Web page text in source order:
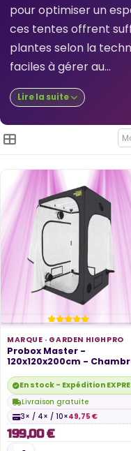
pour optimiser un
ces tentes offrent
plantes selon la
faciles à gérer au...
Lire la suite
MARQUE · GARDEN HIGHPRO
Probox Master -
120x120x200cm -
En stock - Expédition
Livraison gratuite
3× / 4× / 10×49,75 €
199,00 €